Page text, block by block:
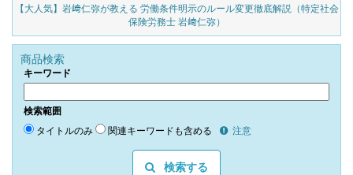
【大人気】岩﨑仁弥が教える 労働条件明示のルール変更徹底解説（特定社会
保険労務士 岩﨑仁弥）
商品検索
キーワード
検索範囲
タイトルのみ 関連キーワードも含める 注意
検索する